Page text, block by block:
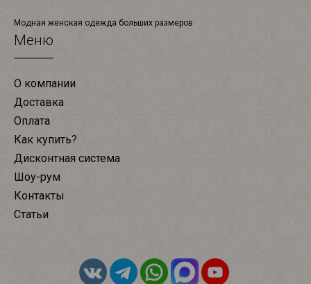
Модная женская одежда больших размеров
Меню
О компании
Доставка
Оплата
Как купить?
Дисконтная система
Шоу-рум
Контакты
Статьи